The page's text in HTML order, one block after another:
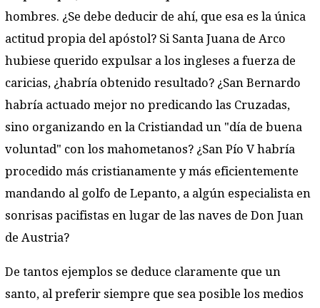
hombres. ¿Se debe deducir de ahí, que esa es la única
actitud propia del apóstol? Si Santa Juana de Arco
hubiese querido expulsar a los ingleses a fuerza de
caricias, ¿habría obtenido resultado? ¿San Bernardo
habría actuado mejor no predicando las Cruzadas,
sino organizando en la Cristiandad un "día de buena
voluntad" con los mahometanos? ¿San Pío V habría
procedido más cristianamente y más eficientemente
mandando al golfo de Lepanto, a algún especialista en
sonrisas pacifistas en lugar de las naves de Don Juan
de Austria?
De tantos ejemplos se deduce claramente que un
santo, al preferir siempre que sea posible los medios